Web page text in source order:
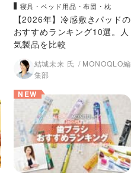
寝具・ベッド用品・布団・枕
【2026年】冷感敷きパッドの
おすすめランキング10選。人
気製品を比較
結城未来 氏
MONOQLO編
集部
NEW